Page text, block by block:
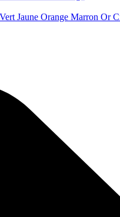
Vert Jaune Orange Marron Or